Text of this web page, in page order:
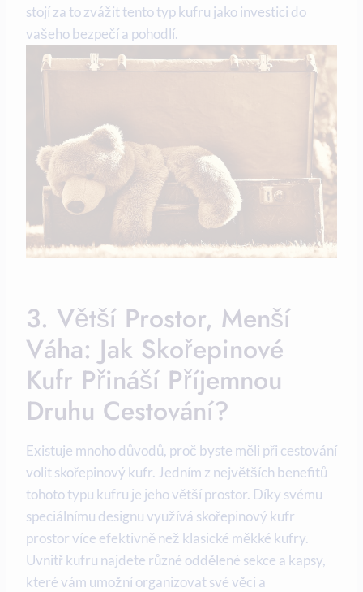
stojí za to zvážit tento typ kufru jako investici do
vašeho bezpečí a pohodlí.
3. Větší Prostor, Menší
Váha: Jak Skořepinové
Kufr Přináší Příjemnou
Druhu Cestování?
Existuje mnoho důvodů, proč byste měli při cestování
volit skořepinový kufr. Jedním z největších benefitů
tohoto typu kufru je jeho větší prostor. Díky svému
speciálnímu designu využívá skořepinový kufr
prostor více efektivně než klasické měkké kufry.
Uvnitř kufru najdete různé oddělené sekce a kapsy,
které vám umožní organizovat své věci a